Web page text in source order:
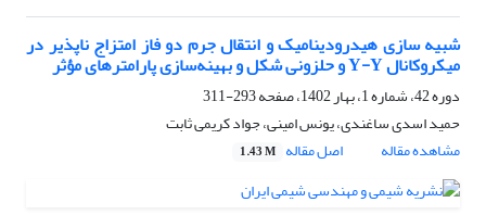
شبیه سازی هیدرودینامیک و انتقال جرم دو فاز امتزاج ناپذیر در
میکروکانال Y-Y و حلزونی شکل و بهینه‌سازی پارامترهای مؤثر
دوره 42، شماره 1، بهار 1402، صفحه
293-311
حمید اسدی ساغندی، یونس امینی، جواد کریمی ثابت
مشاهده مقاله
اصل مقاله 1.43 M